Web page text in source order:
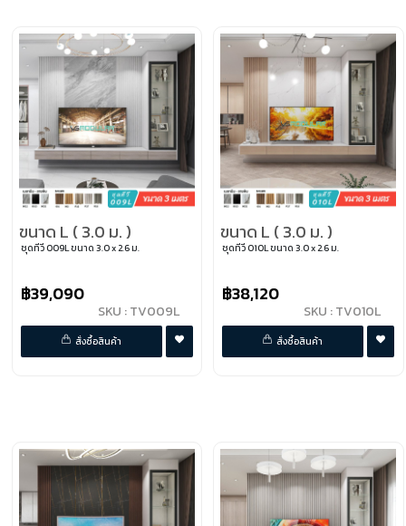
ขนาด L ( 3.0 ม. )
ชุดทีวี 009L ขนาด 3.0 x 2.6 ม.
฿39,090
SKU : TV009L
พรีออเดอร์
สั่งซื้อสินค้า
ขนาด L ( 3.0 ม. )
ชุดทีวี 010L ขนาด 3.0 x 2.6 ม.
฿38,120
SKU : TV010L
พรีออเดอร์
สั่งซื้อสินค้า